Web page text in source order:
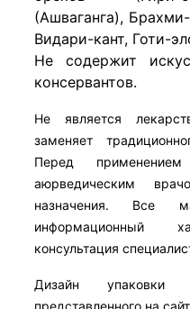
(Ашваганга),
Видари-кант, Готи-
Не содержит
консервантов.
Не является
заменяет
Перед применением
аюрведическим
назначения. Все
информационный
консультация
Дизайн упаковки
представленного на